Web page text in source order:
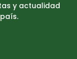
y actualidad